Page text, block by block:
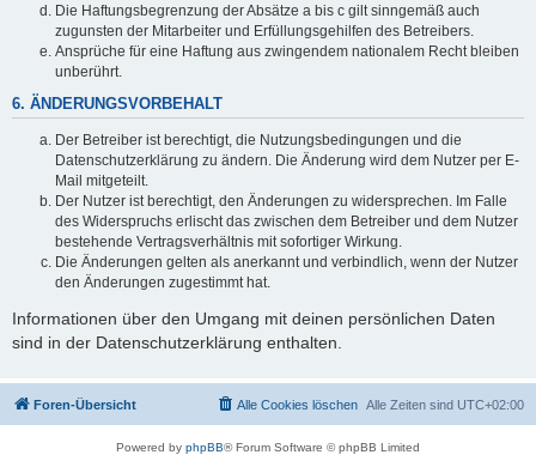
Die Haftungsbegrenzung der Absätze a bis c gilt sinngemäß auch
zugunsten der Mitarbeiter und Erfüllungsgehilfen des Betreibers.
Ansprüche für eine Haftung aus zwingendem nationalem Recht bleiben
unberührt.
6. ÄNDERUNGSVORBEHALT
Der Betreiber ist berechtigt, die Nutzungsbedingungen und die
Datenschutzerklärung zu ändern. Die Änderung wird dem Nutzer per E-
Mail mitgeteilt.
Der Nutzer ist berechtigt, den Änderungen zu widersprechen. Im Falle
des Widerspruchs erlischt das zwischen dem Betreiber und dem Nutzer
bestehende Vertragsverhältnis mit sofortiger Wirkung.
Die Änderungen gelten als anerkannt und verbindlich, wenn der Nutzer
den Änderungen zugestimmt hat.
Informationen über den Umgang mit deinen persönlichen Daten
sind in der Datenschutzerklärung enthalten.
Foren-Übersicht Alle Zeiten sind UTC+02:00
Alle Cookies löschen
Powered by phpBB® Forum Software © phpBB Limited